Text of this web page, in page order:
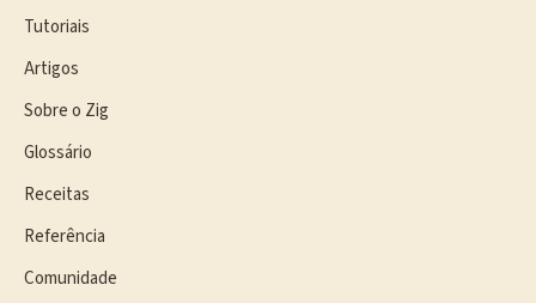
Tutoriais
Artigos
Sobre o Zig
Glossário
Receitas
Referência
Comunidade